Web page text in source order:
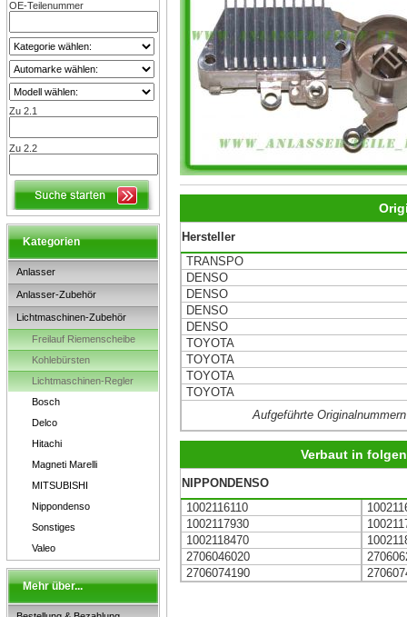
OE-Teilenummer
Zu 2.1
Zu 2.2
Kategorien
Anlasser
Anlasser-Zubehör
Lichtmaschinen-Zubehör
Freilauf Riemenscheibe
Kohlebürsten
Lichtmaschinen-Regler
Bosch
Delco
Hitachi
Magneti Marelli
MITSUBISHI
Nippondenso
Sonstiges
Valeo
Mehr über...
Hersteller
Aufgeführte
TRANSPO
DENSO
DENSO
DENSO
DENSO
TOYOTA
TOYOTA
TOYOTA
TOYOTA
Verbaut in
NIPPONDENSO
1002116110
1002117930
1002118470
2706046020
2706074190